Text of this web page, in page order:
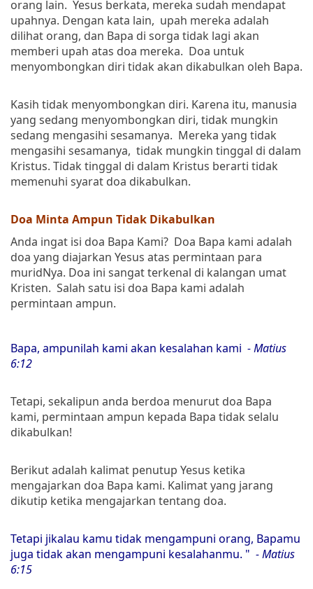
orang lain. Yesus berkata, mereka sudah mendapat
upahnya. Dengan kata lain, upah mereka adalah
dilihat orang, dan Bapa di sorga tidak lagi akan
memberi upah atas doa mereka. Doa untuk
menyombongkan diri tidak akan dikabulkan oleh Bapa.
Kasih tidak menyombongkan diri. Karena itu, manusia
yang sedang menyombongkan diri, tidak mungkin
sedang mengasihi sesamanya. Mereka yang tidak
mengasihi sesamanya, tidak mungkin tinggal di dalam
Kristus. Tidak tinggal di dalam Kristus berarti tidak
memenuhi syarat doa dikabulkan.
Doa Minta Ampun Tidak Dikabulkan
Anda ingat isi doa Bapa Kami? Doa Bapa kami adalah
doa yang diajarkan Yesus atas permintaan para
muridNya. Doa ini sangat terkenal di kalangan umat
Kristen. Salah satu isi doa Bapa kami adalah
permintaan ampun.
Bapa, ampunilah kami akan kesalahan kami - Matius
6:12
Tetapi, sekalipun anda berdoa menurut doa Bapa
kami, permintaan ampun kepada Bapa tidak selalu
dikabulkan!
Berikut adalah kalimat penutup Yesus ketika
mengajarkan doa Bapa kami. Kalimat yang jarang
dikutip ketika mengajarkan tentang doa.
Tetapi jikalau kamu tidak mengampuni orang, Bapamu
juga tidak akan mengampuni kesalahanmu. " - Matius
6:15